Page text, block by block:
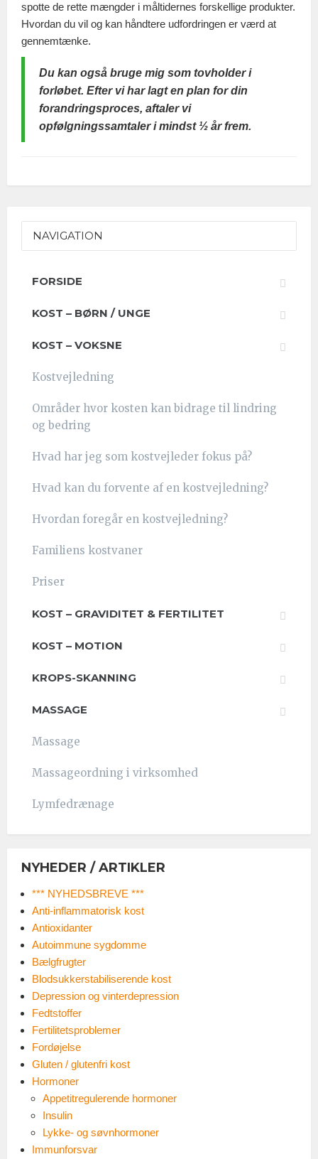
spotte de rette mængder i måltidernes forskellige produkter.
Hvordan du vil og kan håndtere udfordringen er værd at
gennemtænke.
Du kan også bruge mig som tovholder i
forløbet. Efter vi har lagt en plan for din
forandringsproces, aftaler vi
opfølgningssamtaler i mindst ½ år frem.
NAVIGATION
FORSIDE
KOST – BØRN / UNGE
KOST – VOKSNE
Kostvejledning
Områder hvor kosten kan bidrage til lindring
og bedring
Hvad har jeg som kostvejleder fokus på?
Hvad kan du forvente af en kostvejledning?
Hvordan foregår en kostvejledning?
Familiens kostvaner
Priser
KOST – GRAVIDITET & FERTILITET
KOST – MOTION
KROPS-SKANNING
MASSAGE
Massage
Massageordning i virksomhed
Lymfedrænage
NYHEDER / ARTIKLER
*** NYHEDSBREVE ***
Anti-inflammatorisk kost
Antioxidanter
Autoimmune sygdomme
Bælgfrugter
Blodsukkerstabiliserende kost
Depression og vinterdepression
Fedtstoffer
Fertilitetsproblemer
Fordøjelse
Gluten / glutenfri kost
Hormoner
Appetitregulerende hormoner
Insulin
Lykke- og søvnhormoner
Immunforsvar